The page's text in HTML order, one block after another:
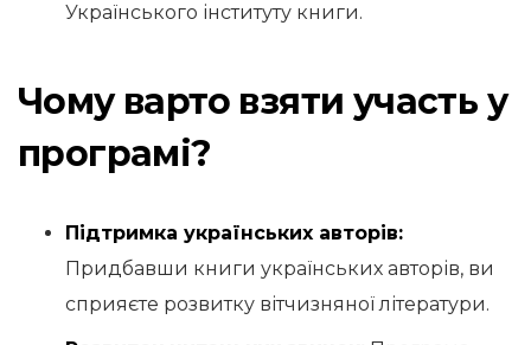
Українського інституту книги.
Чому варто взяти участь у
програмі?
Підтримка українських авторів:
Придбавши книги українських авторів, ви
сприяєте розвитку вітчизняної літератури.